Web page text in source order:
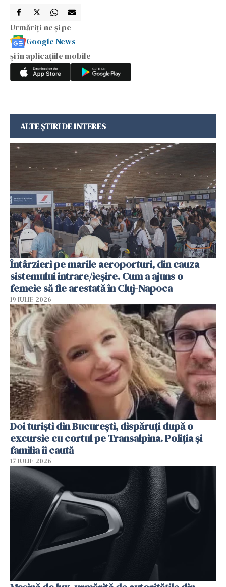
Urmăriți-ne și pe
Google News
și în aplicațiile mobile
ALTE ȘTIRI DE INTERES
Întârzieri pe marile aeroporturi, din cauza
sistemului intrare/ieșire. Cum a ajuns o
femeie să fie arestată în Cluj-Napoca
19 IULIE 2026
Doi turiști din București, dispăruți după o
excursie cu cortul pe Transalpina. Poliția și
familia îi caută
17 IULIE 2026